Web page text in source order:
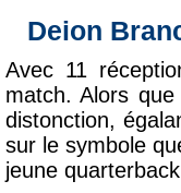
Deion
Avec 11
match. Alors
distonction,
sur le symbole
jeune